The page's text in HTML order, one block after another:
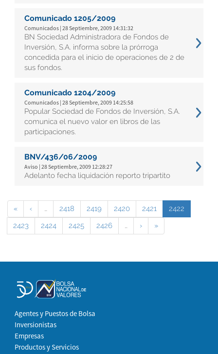
Comunicado 1205/2009
Comunicados | 28 Septiembre, 2009 14:31:32
BN Sociedad Administradora de Fondos de
Inversión, S.A. informa sobre la prórroga
concedida para el inicio de operaciones de 2 de
sus fondos.
Comunicado 1204/2009
Comunicados | 28 Septiembre, 2009 14:25:58
Popular Sociedad de Fondos de Inversión, S.A.
comunica el nuevo valor en libros de las
participaciones.
BNV/436/06/2009
Aviso | 28 Septiembre, 2009 12:28:27
Adelanto fecha liquidación reporto tripartito
« ‹ … 2418 2419 2420 2421
2422
2423
2424 2425 2426 … › »
Agentes y Puestos de Bolsa
Inversionistas
Empresas
Productos y Servicios